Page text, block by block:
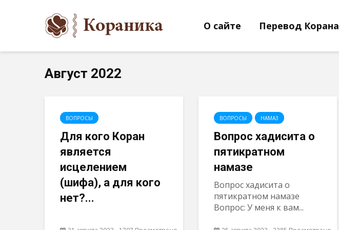
О сайте Перевод Корана
Август 2022
ВОПРОСЫ
Для кого Коран
является
исцелением
(шифа), а для кого
нет?...
ВОПРОСЫ НАМАЗ
Вопрос хадисита о
пятикратном
намазе
Вопрос хадисита о
пятикратном намазе
Вопрос: У меня к вам...